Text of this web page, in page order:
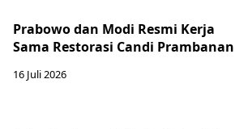
Prabowo dan Modi Resmi Kerja
Sama Restorasi Candi Prambanan
16 Juli 2026